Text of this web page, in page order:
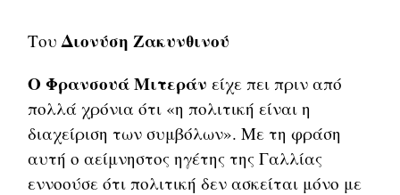
Του Διονύση Ζακυνθινού
Ο Φρανσουά Μιτεράν είχε πει πριν από
πολλά χρόνια ότι «η πολιτική είναι η
διαχείριση των συμβόλων». Με τη φράση
αυτή ο αείμνηστος ηγέτης της Γαλλίας
εννοούσε ότι πολιτική δεν ασκείται μόνο με